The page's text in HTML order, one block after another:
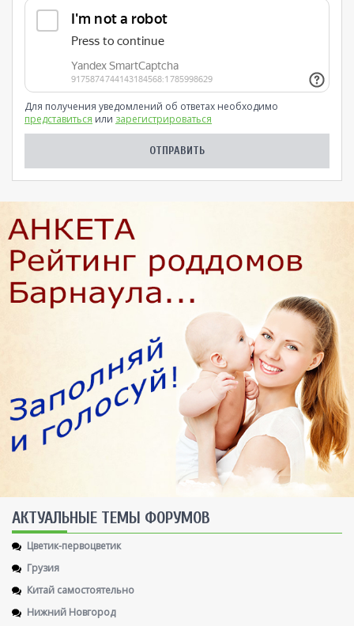
Для получения уведомлений об ответах необходимо
представиться или зарегистрироваться
AКТУАЛЬНЫЕ ТЕМЫ ФОРУМОВ
Цветик-первоцветик
Грузия
Китай самостоятельно
Нижний Новгород